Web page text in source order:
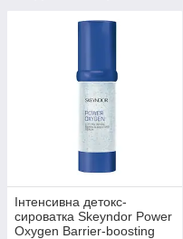
Інтенсивна детокс-
сироватка Skeyndor Power
Oxygen Barrier-boosting